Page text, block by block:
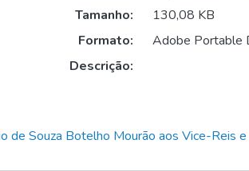
Tamanho:
130,08 KB
Formato:
Adobe Portable
Descrição:
de Souza Botelho Mourão aos Vice-